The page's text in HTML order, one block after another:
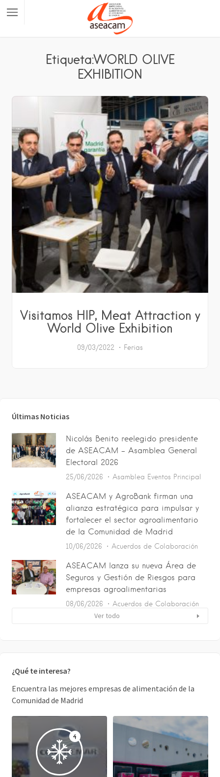
Etiqueta:WORLD OLIVE
EXHIBITION
Visitamos HIP, Meat Attraction y
World Olive Exhibition
09/03/2022 Ferias
Últimas Noticias
Nicolás Benito reelegido presidente
de ASEACAM – Asamblea General
Electoral 2026
25/06/2026 Asamblea Eventos Principal
ASEACAM y AgroBank firman una
alianza estratégica para impulsar y
fortalecer el sector agroalimentario
de la Comunidad de Madrid
10/06/2026 Acuerdos de Colaboración
ASEACAM lanza su nueva Área de
Seguros y Gestión de Riesgos para
empresas agroalimentarias
08/06/2026 Acuerdos de Colaboración
Ver todo
¿Qué te interesa?
Encuentra las mejores empresas de alimentación de la
Comunidad de Madrid
4